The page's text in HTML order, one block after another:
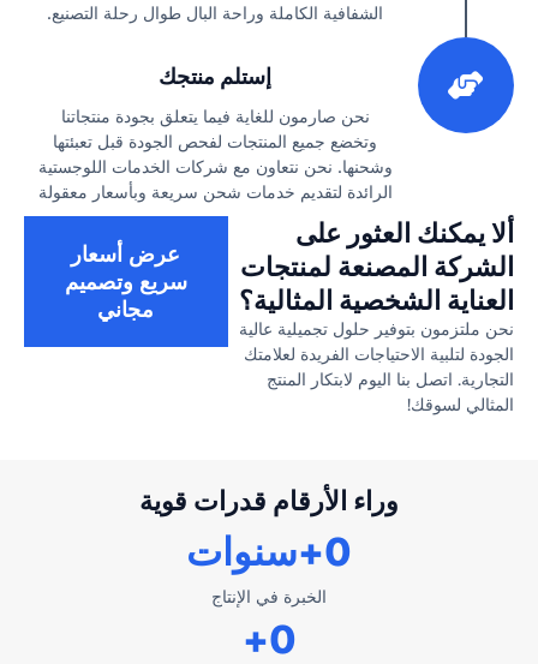
الشفافية الكاملة وراحة البال طوال رحلة التصنيع.
إستلم منتجك
نحن صارمون للغاية فيما يتعلق بجودة منتجاتنا
وتخضع جميع المنتجات لفحص الجودة قبل تعبئتها
وشحنها. نحن نتعاون مع شركات الخدمات اللوجستية
الرائدة لتقديم خدمات شحن سريعة وبأسعار معقولة
ألا يمكنك العثور على
الشركة المصنعة لمنتجات
العناية الشخصية المثالية؟
نحن ملتزمون بتوفير حلول تجميلية عالية
الجودة لتلبية الاحتياجات الفريدة لعلامتك
التجارية. اتصل بنا اليوم لابتكار المنتج
المثالي لسوقك!
عرض أسعار
سريع وتصميم
مجاني
وراء الأرقام قدرات قوية
الخبرة في الإنتاج
0+سنوات
0
+